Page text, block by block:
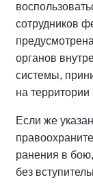
сотрудников
органов
системы,
на территории
Если же
ранения в бою,
без